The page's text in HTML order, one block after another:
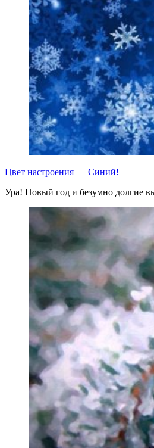
Цвет настроения — Синий!
Ура! Новый год и безумно долгие